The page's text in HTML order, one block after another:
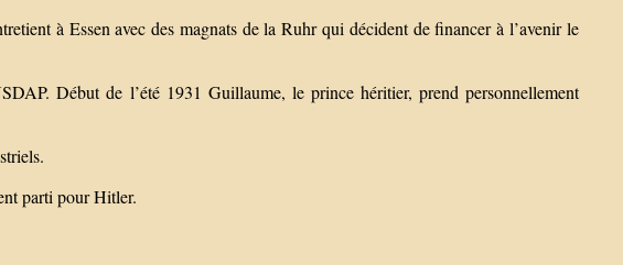
à Essen avec des magnats de la Ruhr qui décident de financer à l’avenir le
Début de l’été 1931 Guillaume, le prince héritier, prend personnellement
parti pour Hitler.